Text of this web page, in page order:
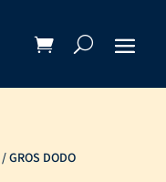
/ GROS DODO